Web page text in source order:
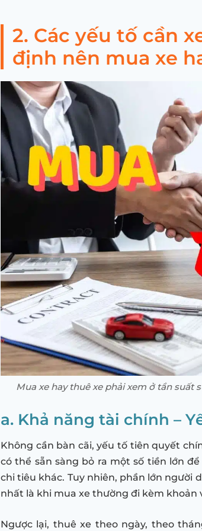
2. Các yếu tố cần
định nên mua xe
Mua xe hay thuê xe phải xem ở tần suất
a. Khả năng tài chính –
Không cần bàn cãi, yếu tố tiên quyết
có thể sẵn sàng bỏ ra một số tiền lớn
chi tiêu khác. Tuy nhiên, phần lớn người
nhất là khi mua xe thường đi kèm khoản
Ngược lại, thuê xe theo ngày, theo